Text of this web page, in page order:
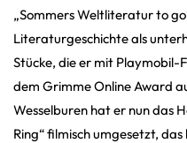
„Sommers Weltliteratur to
Literaturgeschichte als
Stücke, die er mit Playmobil-
dem Grimme Online Award
Wesselburen hat er nun das
Ring“ filmisch umgesetzt,